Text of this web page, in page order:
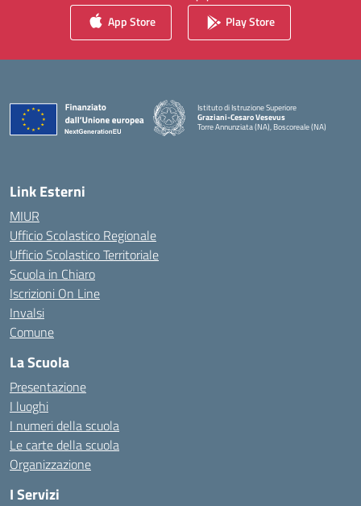
App Store Play Store
Istituto di Istruzione Superiore
Graziani-Cesaro Vesevus
Torre Annunziata (NA), Boscoreale (NA)
Link Esterni
MIUR
Ufficio Scolastico Regionale
Ufficio Scolastico Territoriale
Scuola in Chiaro
Iscrizioni On Line
Invalsi
Comune
La Scuola
Presentazione
I luoghi
I numeri della scuola
Le carte della scuola
Organizzazione
I Servizi